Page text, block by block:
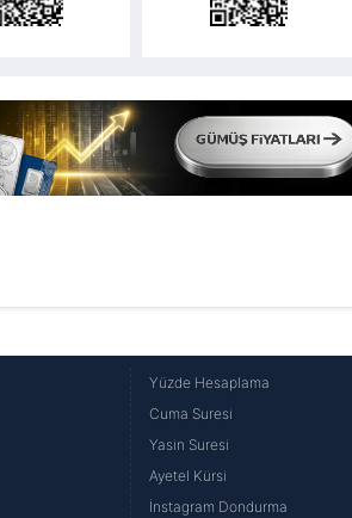
Yüzde Hesaplama
Cuma Suresi
Yasin Suresi
Ayetel Kürsi
İnstagram Dondurma